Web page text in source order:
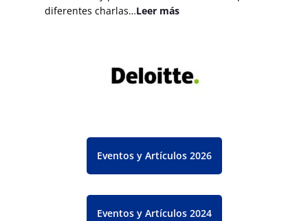
diferentes charlas…Leer más
Eventos y Artículos 2026
Eventos y Artículos 2024